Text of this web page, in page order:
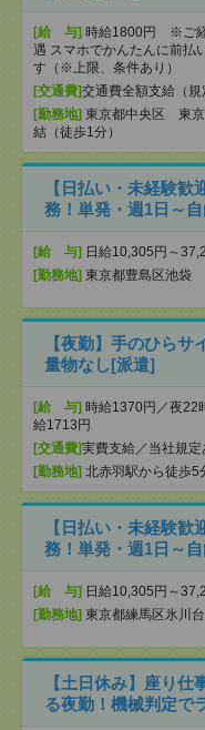
[給 与] 時給1800円 ※ご
遇 スマホでかんたんに前払
す（※上限、条件あり）
[交通費]交通費全額支給（規
[勤務地] 東京都中央区 東京
結（徒歩1分）
【日払い・未経験
務！単発・週1日～
[給 与] 日給10,305円～
[勤務地] 東京都豊島区池袋
【夜勤】手のひら
量物なし[派遣]
[給 与] 時給1370円／夜22
給1713円
[交通費]実費支給／当社規定
[勤務地] 北赤羽駅から徒歩5
【日払い・未経験
務！単発・週1日～
[給 与] 日給10,305円～
[勤務地] 東京都練馬区氷川台
【土日休み】座り
る夜勤！機械判定で